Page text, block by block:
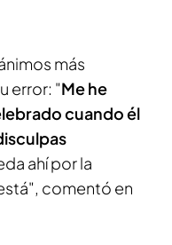
más
error: "Me he
cuando él
ahí por la
comentó en